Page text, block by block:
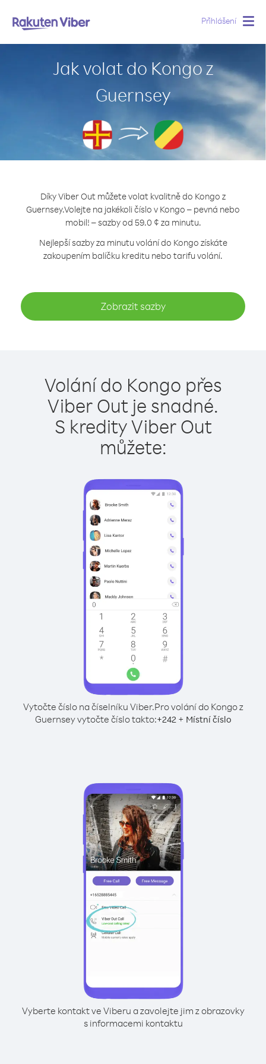
Přihlášení
Jak volat do Kongo z
Guernsey
Díky Viber Out můžete volat kvalitně do Kongo z
Guernsey.Volejte na jakékoli číslo v Kongo – pevná nebo
mobil! – sazby od 59.0 ¢ za minutu.
Nejlepší sazby za minutu volání do Kongo získáte
zakoupením balíčku kreditu nebo tarifu volání.
Zobrazit sazby
Volání do Kongo přes
Viber Out je snadné.
S kredity Viber Out
můžete:
Vytočte číslo na číselníku Viber.Pro volání do Kongo z
Guernsey vytočte číslo takto:+242+ Místní číslo
Vyberte kontakt ve Viberu a zavolejte jim z obrazovky
s informacemi kontaktu